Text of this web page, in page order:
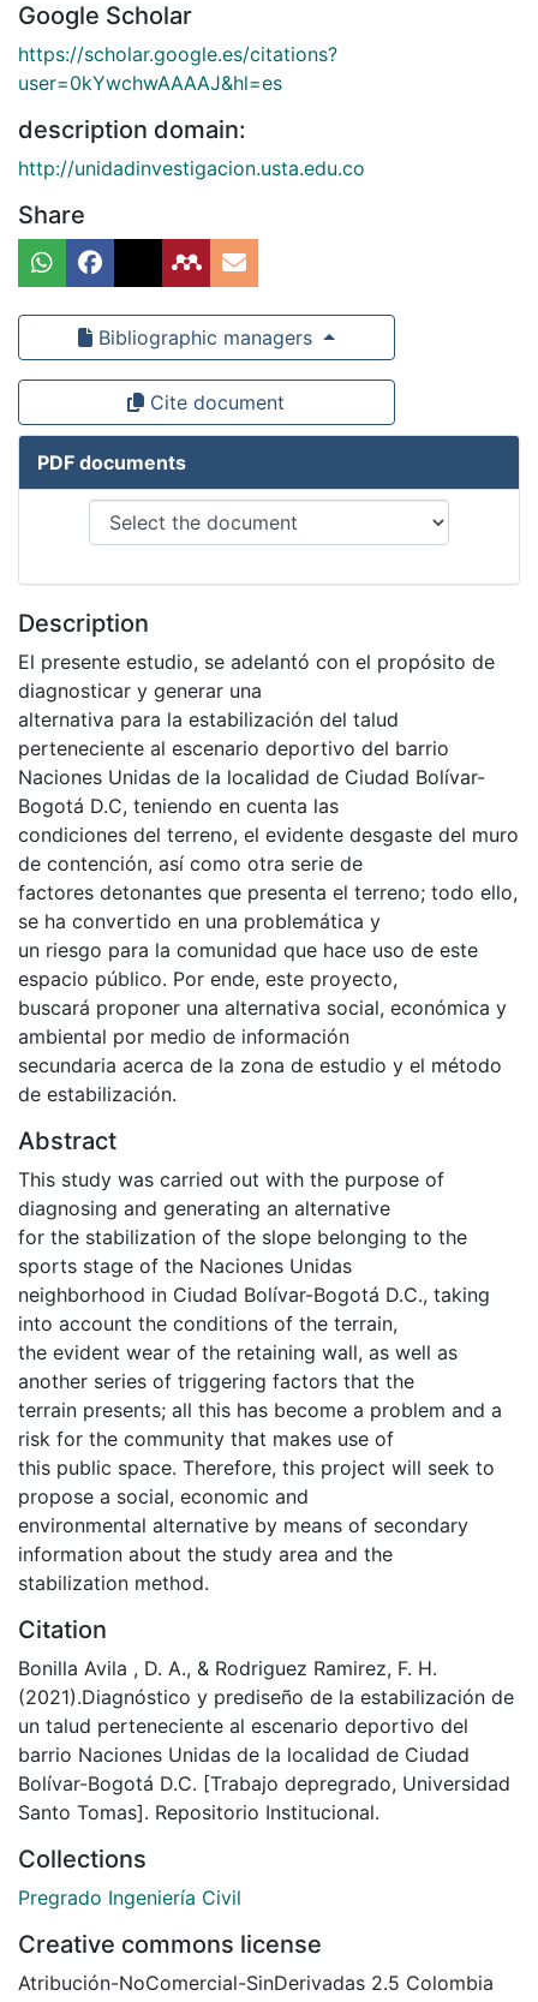
Google Scholar
https://scholar.google.es/citations?
user=0kYwchwAAAAJ&hl=es
description domain:
http://unidadinvestigacion.usta.edu.co
Share
Bibliographic managers
Cite document
PDF documents
Description
El presente estudio, se adelantó con el propósito de
diagnosticar y generar una
alternativa para la estabilización del talud
perteneciente al escenario deportivo del barrio
Naciones Unidas de la localidad de Ciudad Bolívar-
Bogotá D.C, teniendo en cuenta las
condiciones del terreno, el evidente desgaste del muro
de contención, así como otra serie de
factores detonantes que presenta el terreno; todo ello,
se ha convertido en una problemática y
un riesgo para la comunidad que hace uso de este
espacio público. Por ende, este proyecto,
buscará proponer una alternativa social, económica y
ambiental por medio de información
secundaria acerca de la zona de estudio y el método
de estabilización.
Abstract
This study was carried out with the purpose of
diagnosing and generating an alternative
for the stabilization of the slope belonging to the
sports stage of the Naciones Unidas
neighborhood in Ciudad Bolívar-Bogotá D.C., taking
into account the conditions of the terrain,
the evident wear of the retaining wall, as well as
another series of triggering factors that the
terrain presents; all this has become a problem and a
risk for the community that makes use of
this public space. Therefore, this project will seek to
propose a social, economic and
environmental alternative by means of secondary
information about the study area and the
stabilization method.
Citation
Bonilla Avila , D. A., & Rodriguez Ramirez, F. H.
(2021).Diagnóstico y prediseño de la estabilización de
un talud perteneciente al escenario deportivo del
barrio Naciones Unidas de la localidad de Ciudad
Bolívar-Bogotá D.C. [Trabajo depregrado, Universidad
Santo Tomas]. Repositorio Institucional.
Collections
Pregrado Ingeniería Civil
Creative commons license
Atribución-NoComercial-SinDerivadas 2.5 Colombia